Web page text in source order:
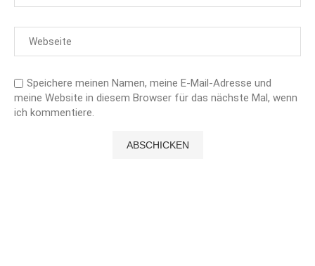
Speichere meinen Namen, meine E-Mail-Adresse und
meine Website in diesem Browser für das nächste Mal, wenn
ich kommentiere.